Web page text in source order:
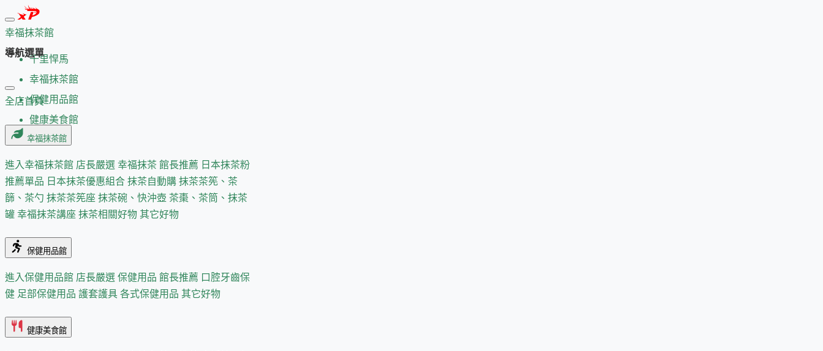
幸福抹茶館
千里悍馬
幸福抹茶館
保健用品館
健康美食館
導航選單
全店首頁
幸福抹茶館
進入幸福抹茶館 店長嚴選 幸福抹茶 館長推薦 日本抹茶粉
推薦單品 日本抹茶優惠組合 抹茶自動購 抹茶茶筅、茶
篩、茶勺 抹茶茶筅座 抹茶碗、快沖壺 茶棗、茶筒、抹茶
罐 幸福抹茶講座 抹茶相關好物 其它好物
保健用品館
進入保健用品館 店長嚴選 保健用品 館長推薦 口腔牙齒保
健 足部保健用品 護套護具 各式保健用品 其它好物
健康美食館